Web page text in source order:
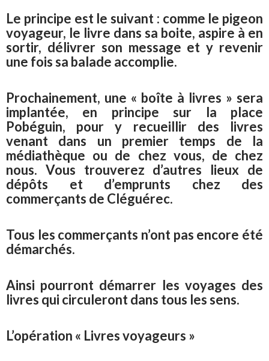
Le principe est le suivant : comme le pigeon
voyageur, le livre dans sa boite, aspire à en
sortir, délivrer son message et y revenir
une fois sa balade accomplie.
Prochainement, une « boîte à livres » sera
implantée, en principe sur la place
Pobéguin, pour y recueillir des livres
venant dans un premier temps de la
médiathèque ou de chez vous, de chez
nous. Vous trouverez d’autres lieux de
dépôts et d’emprunts chez des
commerçants de Cléguérec.
Tous les commerçants n’ont pas encore été
démarchés.
Ainsi pourront démarrer les voyages des
livres qui circuleront dans tous les sens.
L’opération « Livres voyageurs »